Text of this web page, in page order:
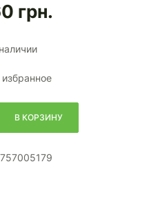
грн.
В КОРЗИНУ